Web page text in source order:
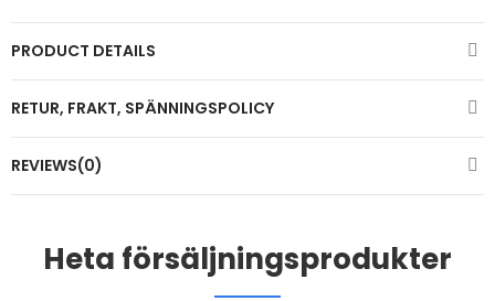
PRODUCT DETAILS
RETUR, FRAKT, SPÄNNINGSPOLICY
REVIEWS(0)
Heta försäljningsprodukter